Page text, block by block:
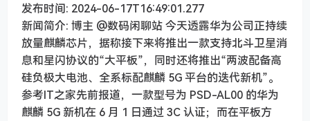
发布时间: 2024-06-17T16:49:01.277
新闻简介: 博主 @数码闲聊站 今天透露华为公司正持续
放量麒麟芯片，据称接下来将推出一款支持北斗卫星消
息和星闪协议的“大平板”，同时还将推出“两波配备高
硅负极大电池、全系标配麒麟 5G 平台的迭代新机”。
参考IT之家先前报道，一款型号为 PSD-AL00 的华为
麒麟 5G 新机在 6 月 1 日通过 3C 认证；而在平板方